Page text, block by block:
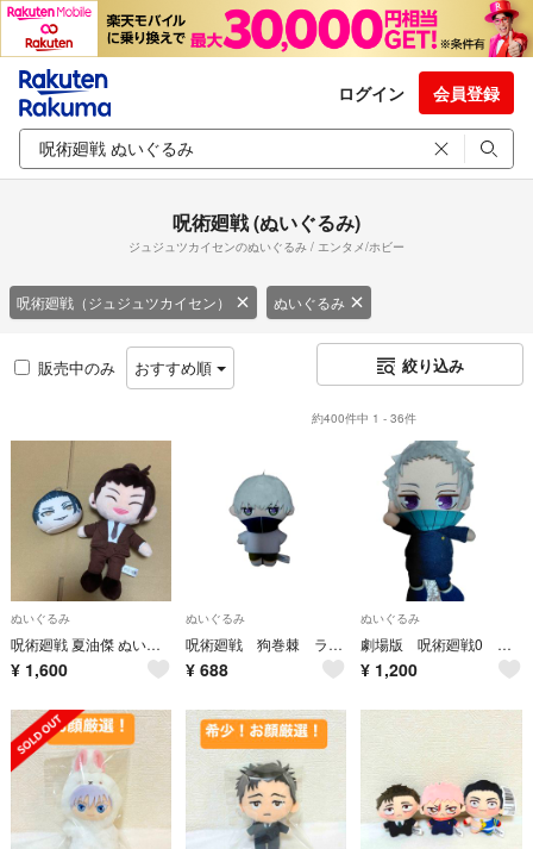
ログイン 会員登録
呪術廻戦 (ぬいぐるみ)
ジュジュツカイセンのぬいぐるみ / エンタメ/ホビー
呪術廻戦（ジュジュツカイセン） ぬいぐるみ
販売中のみ おすすめ順 絞り込み
約400件中 1 - 36件
ぬいぐるみ
呪術廻戦 夏油傑 ぬいぐるみ マスコット 2点セット おまんじゅう 懐玉玉折
¥ 1,600
ぬいぐるみ
呪術廻戦 狗巻棘 ラウンドワンぬいぐるみ
¥ 688
ぬいぐるみ
劇場版 呪術廻戦0 狗巻棘ぬいぐるみ
¥ 1,200